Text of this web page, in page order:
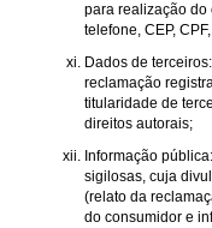
para realização do
telefone, CEP,
Dados de
reclamação
titularidade de
direitos autorais;
Informação
sigilosas, cuja
(relato da
do consumidor e